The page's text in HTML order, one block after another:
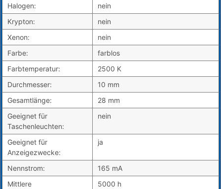
Halogen:
nein
Krypton:
nein
Xenon:
nein
Farbe:
farblos
Farbtemperatur:
2500 K
Durchmesser:
10 mm
Gesamtlänge:
28 mm
Geeignet für
Taschenleuchten:
nein
Geeignet für
Anzeigezwecke:
ja
Nennstrom:
165 mA
Mittlere
5000 h